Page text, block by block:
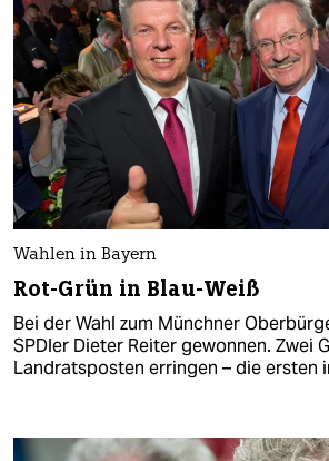
Wahlen in Bayern
Rot-Grün in Blau-Weiß
Bei der Wahl zum Münchner
SPDler Dieter Reiter gewonnen. Zwei
Landratsposten erringen – die ersten